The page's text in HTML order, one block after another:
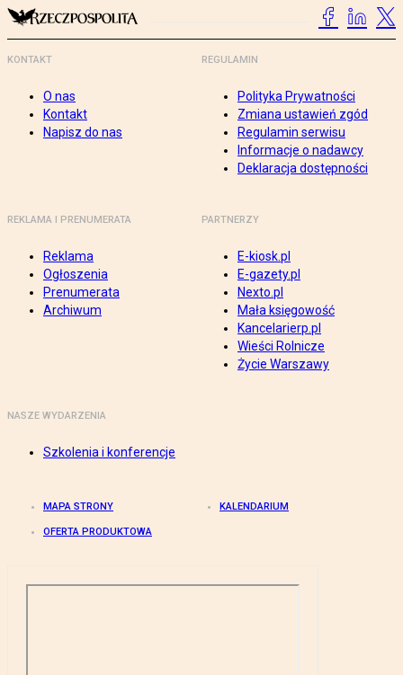
KONTAKT
O nas
Kontakt
Napisz do nas
REGULAMIN
Polityka Prywatności
Zmiana ustawień zgód
Regulamin serwisu
Informacje o nadawcy
Deklaracja dostępności
REKLAMA I PRENUMERATA
Reklama
Ogłoszenia
Prenumerata
Archiwum
PARTNERZY
E-kiosk.pl
E-gazety.pl
Nexto.pl
Mała księgowość
Kancelarierp.pl
Wieści Rolnicze
Życie Warszawy
NASZE WYDARZENIA
Szkolenia i konferencje
MAPA STRONY KALENDARIUM
OFERTA PRODUKTOWA